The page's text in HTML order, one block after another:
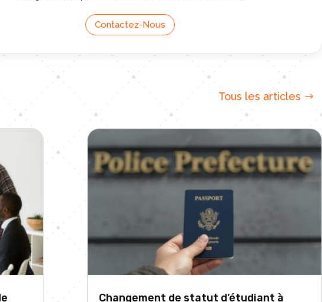
Contactez-Nous
Tous les articles
Changement de statut d’étudiant à